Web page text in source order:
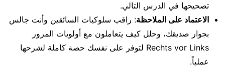
تصحيحها في الدرس التالي.
الاعتماد على الملاحظة: راقب سلوكيات السائقين وأنت جالس
بجوار صديقك، وحلل كيف يتعاملون مع أولويات المرور
Rechts vor Links لتوفر على نفسك حصة كاملة لشرحها
عملياً.